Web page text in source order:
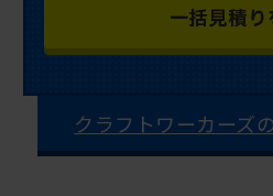
クラフトワーカーズ